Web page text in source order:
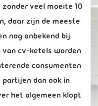
zonder veel moeite 10
daar zijn de meeste
nog onbekend bij
van cv-ketels worden
consumenten
dan ook in
het algemeen klopt